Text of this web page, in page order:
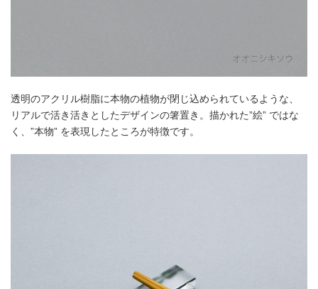
透明のアクリル樹脂に本物の植物が閉じ込められているような、
リアルで活き活きとしたデザインの箸置き。描かれた”絵” ではな
く、”本物” を表現したところが特徴です。